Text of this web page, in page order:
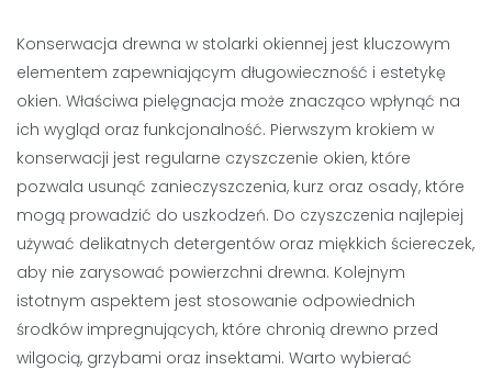
Konserwacja drewna w stolarki okiennej jest kluczowym
elementem zapewniającym długowieczność i estetykę
okien. Właściwa pielęgnacja może znacząco wpłynąć na
ich wygląd oraz funkcjonalność. Pierwszym krokiem w
konserwacji jest regularne czyszczenie okien, które
pozwala usunąć zanieczyszczenia, kurz oraz osady, które
mogą prowadzić do uszkodzeń. Do czyszczenia najlepiej
używać delikatnych detergentów oraz miękkich ściereczek,
aby nie zarysować powierzchni drewna. Kolejnym
istotnym aspektem jest stosowanie odpowiednich
środków impregnujących, które chronią drewno przed
wilgocią, grzybami oraz insektami. Warto wybierać